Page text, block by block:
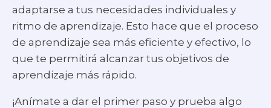
adaptarse a tus necesidades individuales y
ritmo de aprendizaje. Esto hace que el proceso
de aprendizaje sea más eficiente y efectivo, lo
que te permitirá alcanzar tus objetivos de
aprendizaje más rápido.
¡Anímate a dar el primer paso y prueba algo